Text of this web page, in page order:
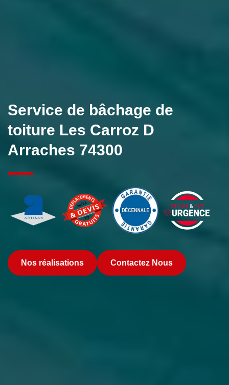
Service de bâchage de
toiture Les Carroz D
Arraches 74300
Nos réalisations Contactez Nous